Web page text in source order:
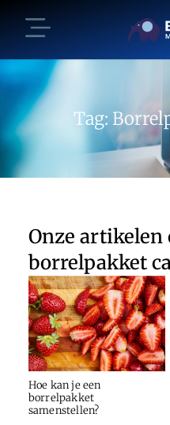
Tag:
Onze artikelen
borrelpakket
Hoe kan je een
borrelpakket
samenstellen?